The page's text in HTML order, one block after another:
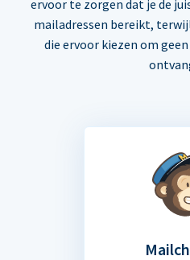
ervoor te zorgen dat je de
mailadressen bereikt,
die ervoor kiezen om